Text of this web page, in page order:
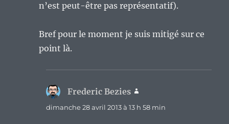
n’est peut-être pas représentatif).
Bref pour le moment je suis mitigé sur ce
point là.
Frederic Bezies
dimanche 28 avril 2013 à 13 h 58 min